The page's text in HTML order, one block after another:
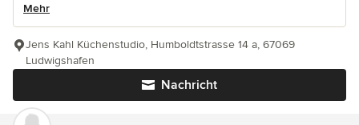
Mehr
Nachricht
Jens Kahl Küchenstudio, Humboldtstrasse 14 a, 67069
Ludwigshafen